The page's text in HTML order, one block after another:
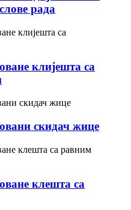
рада
клијешта са
скидач жице
клешта са